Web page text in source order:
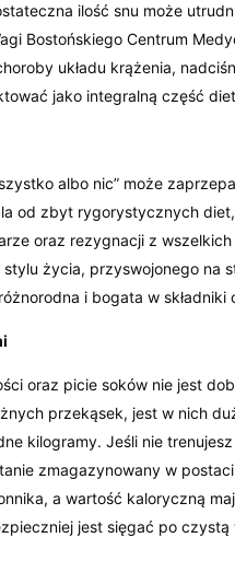
ilość snu może
Bostońskiego Centrum
układu krążenia,
jako integralną część
albo nic” może
od zbyt rygorystycznych
oraz rezygnacji z
życia, przyswojonego na
i bogata w składniki
oraz picie soków nie jest
przekąsek, jest w nich
kilogramy. Jeśli nie
zmagazynowany w
a wartość kaloryczną
jest sięgać po czystą